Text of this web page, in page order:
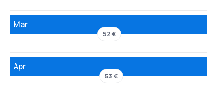
Mar
52 €
Apr
53 €